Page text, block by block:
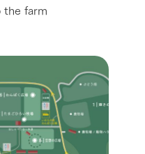
farm